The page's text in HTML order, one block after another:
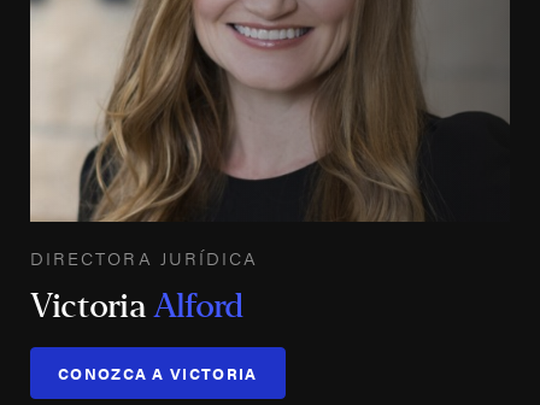
DIRECTORA JURÍDICA
VictoriaAlford
CONOZCA A VICTORIA